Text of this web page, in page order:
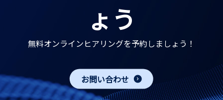
ょう
無料オンラインヒアリングを予約しましょう！
お問い合わせ